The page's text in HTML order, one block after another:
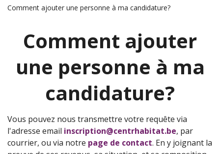
Comment ajouter une personne à ma candidature?
Comment ajouter
une personne à ma
candidature?
Vous pouvez nous transmettre votre requête via
l'adresse email inscription@centrhabitat.be, par
courrier, ou via notre page de contact. En y joignant la